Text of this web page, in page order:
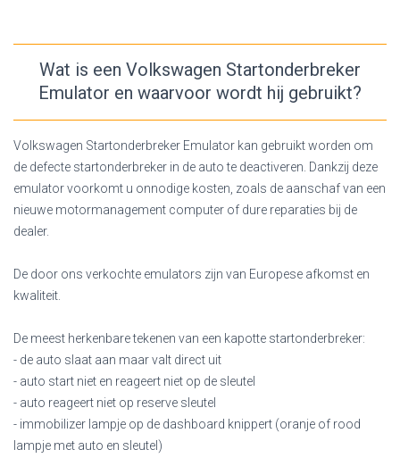
Wat is een Volkswagen Startonderbreker
Emulator en waarvoor wordt hij gebruikt?
Volkswagen Startonderbreker Emulator kan gebruikt worden om
de defecte startonderbreker in de auto te deactiveren. Dankzij deze
emulator voorkomt u onnodige kosten, zoals de aanschaf van een
nieuwe motormanagement computer of dure reparaties bij de
dealer.
De door ons verkochte emulators zijn van Europese afkomst en
kwaliteit.
De meest herkenbare tekenen van een kapotte startonderbreker:
- de auto slaat aan maar valt direct uit
- auto start niet en reageert niet op de sleutel
- auto reageert niet op reserve sleutel
- immobilizer lampje op de dashboard knippert (oranje of rood
lampje met auto en sleutel)